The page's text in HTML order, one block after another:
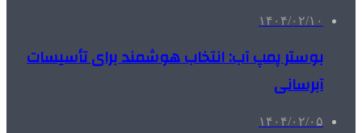
۱۴۰۴/۰۲/۱۰
بوستر پمپ آب: انتخاب هوشمند برای تأسیسات
آبرسانی
۱۴۰۴/۰۲/۰۵